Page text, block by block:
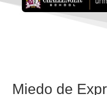
Miedo de